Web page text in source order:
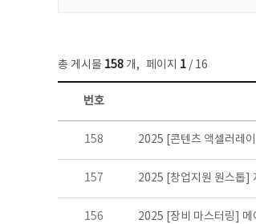
총 게시물 158 개, 페이지 1 / 16
콘텐츠이슈 목록 - 번호, 제목, 작성자, 파일, 조회수, 작성일 정보 제공
번호
158 2025 [콘텐츠 액셀러레
157 2025 [창업지원 원스톱]
156 2025 [장비 마스터링] 메